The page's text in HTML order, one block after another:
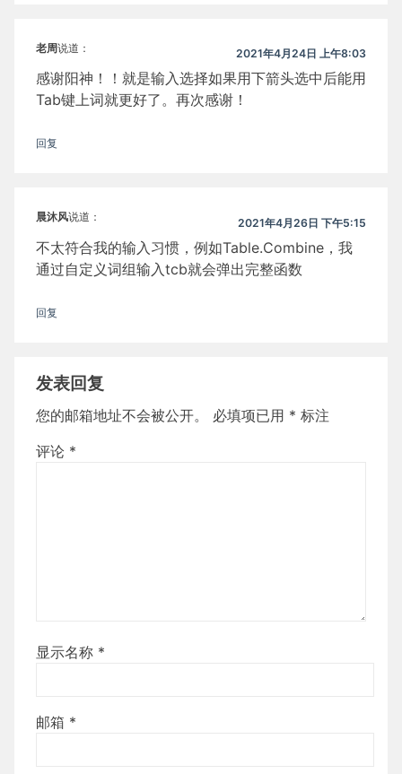
老周说道： 2021年4月24日 上午8:03
感谢阳神！！就是输入选择如果用下箭头选中后能用
Tab键上词就更好了。再次感谢！
回复
晨沐风说道： 2021年4月26日 下午5:15
不太符合我的输入习惯，例如Table.Combine，我
通过自定义词组输入tcb就会弹出完整函数
回复
发表回复
您的邮箱地址不会被公开。 必填项已用 * 标注
评论 *
显示名称 *
邮箱 *